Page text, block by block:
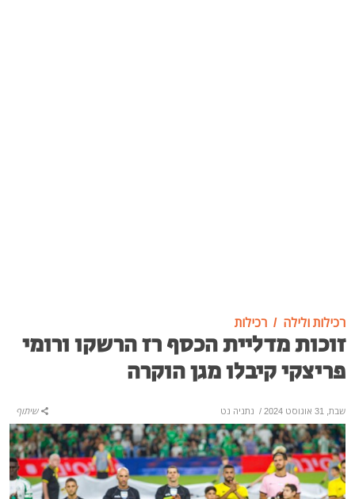
רכילות ולילה רכילות
זוכות מדליית הכסף רז הרשקו ורומי
פריצקי קיבלו מגן הוקרה
שבת, 31 אוגוסט 2024 / נתניה נט שיתוף